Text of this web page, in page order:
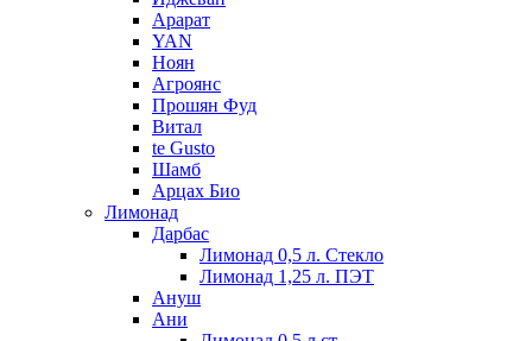
Арарат
YAN
Ноян
Агроянс
Прошян Фуд
Витал
te Gusto
Шамб
Арцах Био
Лимонад
Дарбас
Лимонад 0,5 л. Стекло
Лимонад 1,25 л. ПЭТ
Ануш
Ани